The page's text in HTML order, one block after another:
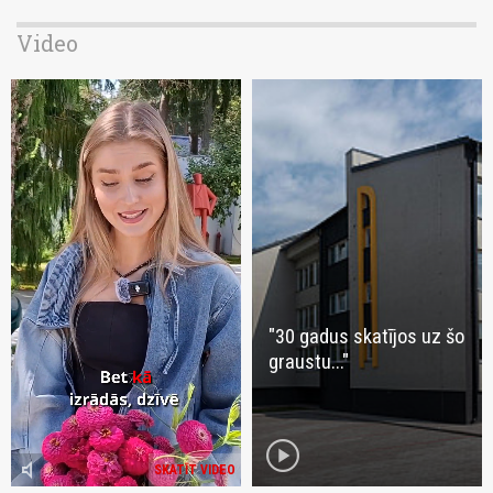
Video
SKATĪT VIDEO
volume_mute
"30 gadus skatījos uz šo
graustu..."
play_circle